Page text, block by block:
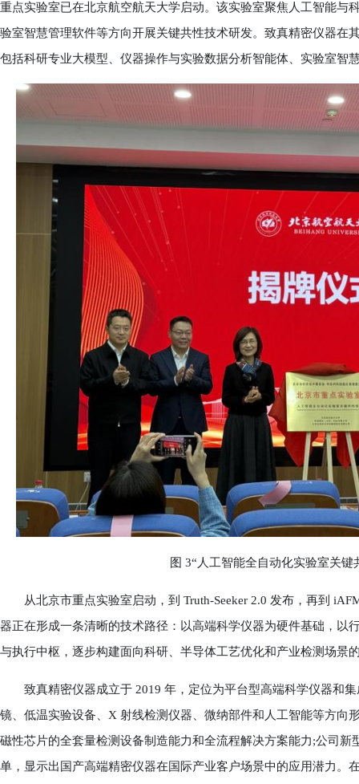
重点实验室已在北京航空航天大学启动。该实验室聚焦人工智能与
验室智慧管理软件等方向开展关键共性技术研发。致真精密仪器在
包括科研专业大模型、仪器操作与实验数据分析智能体、实验室智
图 3“人工智能全自动化实验室关键
从北京市重点实验室启动，到 Truth-Seeker 2.0 发布，再到
器正在形成一条清晰的技术路径：以高端科学仪器为硬件基础，以
与执行中枢，逐步构建面向科研、半导体工艺优化和产业检测场景
致真精密仪器成立于 2019 年，定位为平台型高端科学仪器和集
镜、低温实验设备、X 射线检测仪器、微纳部件和人工智能等方向
磁性芯片的全套量检测设备制造能力和全流程解决方案能力;公司
单，显示出国产高端精密仪器在国际产业客户场景中的应用潜力。